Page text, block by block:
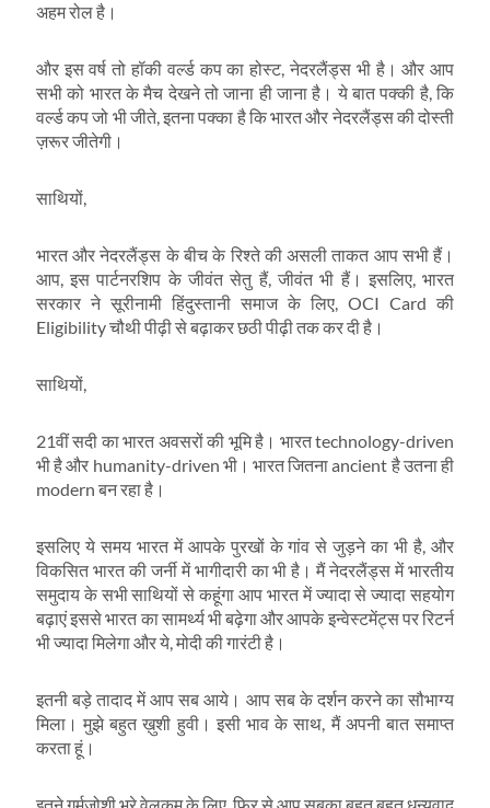
अहम रोल है।
और इस वर्ष तो हॉकी वर्ल्ड कप का होस्ट, नेदरलैंड्स भी है। और आप
सभी को भारत के मैच देखने तो जाना ही जाना है। ये बात पक्की है, कि
वर्ल्ड कप जो भी जीते, इतना पक्का है कि भारत और नेदरलैंड्स की दोस्ती
ज़रूर जीतेगी।
साथियों,
भारत और नेदरलैंड्स के बीच के रिश्ते की असली ताकत आप सभी हैं।
आप, इस पार्टनरशिप के जीवंत सेतु हैं, जीवंत भी हैं। इसलिए, भारत
सरकार ने सूरीनामी हिंदुस्तानी समाज के लिए, OCI Card की
Eligibility चौथी पीढ़ी से बढ़ाकर छठी पीढ़ी तक कर दी है।
साथियों,
21वीं सदी का भारत अवसरों की भूमि है। भारत technology-driven
भी है और humanity-driven भी। भारत जितना ancient है उतना ही
modern बन रहा है।
इसलिए ये समय भारत में आपके पुरखों के गांव से जुड़ने का भी है, और
विकसित भारत की जर्नी में भागीदारी का भी है। मैं नेदरलैंड्स में भारतीय
समुदाय के सभी साथियों से कहूंगा आप भारत में ज्यादा से ज्यादा सहयोग
बढ़ाएं इससे भारत का सामर्थ्य भी बढ़ेगा और आपके इन्वेस्टमेंट्स पर रिटर्न
भी ज्यादा मिलेगा और ये, मोदी की गारंटी है।
इतनी बड़े तादाद में आप सब आये। आप सब के दर्शन करने का सौभाग्य
मिला। मुझे बहुत ख़ुशी हुवी। इसी भाव के साथ, मैं अपनी बात समाप्त
करता हूं।